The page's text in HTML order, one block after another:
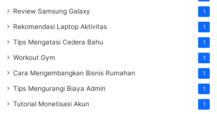
Review Samsung Galaxy 1
Rekomendasi Laptop Aktivitas 1
Tips Mengatasi Cedera Bahu 1
Workout Gym 1
Cara Mengembangkan Bisnis Rumahan 1
Tips Mengurangi Biaya Admin 1
Tutorial Monetisasi Akun 1